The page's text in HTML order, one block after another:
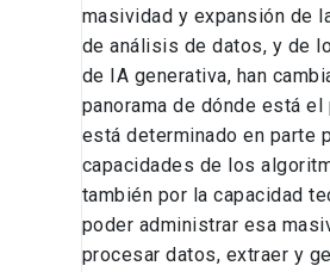
masividad y expansión de
de análisis de datos, y de
de IA generativa, han
panorama de dónde está
está determinado en parte
capacidades de los
también por la capacidad
poder administrar esa
procesar datos, extraer y